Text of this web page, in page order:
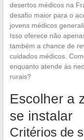
desertos médicos na
desafio maior para o
jovens médicos
Isso oferece não
também a chance de
cuidados médicos.
enquanto atende às
rurais?
Escolher a
se instalar
Critérios de